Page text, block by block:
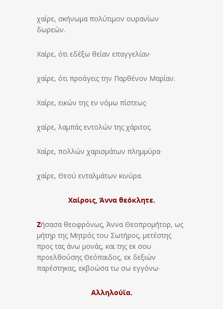
χαίρε, σκήνωμα πολύτιμον ουρανίων
δωρεών.
Χαίρε, ότι εδέξω θείαν επαγγελίαν·
χαίρε, ότι προάγεις την Παρθένον Μαρίαν.
Χαίρε, εικών της εν νόμω πίστεως·
χαίρε, λαμπάς εντολών της χάριτος.
Χαίρε, πολλών χαρισμάτων πλημμύρα·
χαίρε, Θεού ενταλμάτων κινύρα.
Χαίροις, Άννα θεόκλητε.
Ζήσασα θεοφρόνως, Άννα Θεοπρομήτορ, ως
μήτηρ της Μητρός του Σωτήρος, μετέστης
προς τας άνω μονάς, και της εκ σου
προελθούσης Θεόπαιδος, εκ δεξιών
παρέστηκας, εκβοώσα τω σω εγγόνω·
Αλληλούϊα.